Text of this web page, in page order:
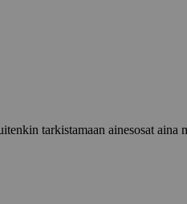
tarkistamaan ainesosat aina